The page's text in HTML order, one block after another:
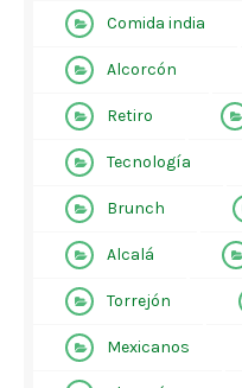
Comida india
Alcorcón
Retiro
Tecnología
Brunch
Alcalá
Torrejón
Mexicanos